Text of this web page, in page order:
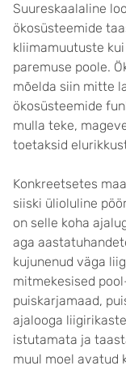
Suureskaalaline
ökosüsteemide
kliimamuutuste
paremuse poole.
mõelda siin mitte
ökosüsteemide
mulla teke,
toetaksid
Konkreetsetes
siiski ülioluline
on selle koha
aga
kujunenud väga
mitmekesised
puiskarjamaad,
ajalooga
istutamata ja
muul moel avatud